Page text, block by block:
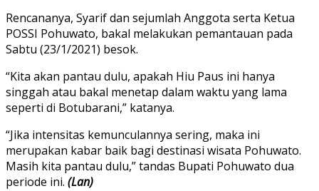
Rencananya, Syarif dan sejumlah Anggota serta Ketua
POSSI Pohuwato, bakal melakukan pemantauan pada
Sabtu (23/1/2021) besok.
“Kita akan pantau dulu, apakah Hiu Paus ini hanya
singgah atau bakal menetap dalam waktu yang lama
seperti di Botubarani,” katanya.
“Jika intensitas kemunculannya sering, maka ini
merupakan kabar baik bagi destinasi wisata Pohuwato.
Masih kita pantau dulu,” tandas Bupati Pohuwato dua
periode ini. (Lan)